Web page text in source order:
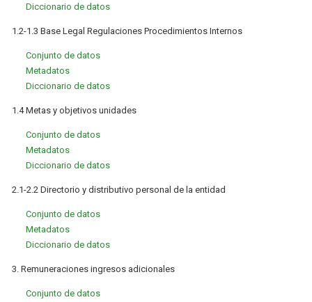
Diccionario de datos
1.2-1.3 Base Legal Regulaciones Procedimientos Internos
Conjunto de datos
Metadatos
Diccionario de datos
1.4 Metas y objetivos unidades
Conjunto de datos
Metadatos
Diccionario de datos
2.1-2.2 Directorio y distributivo personal de la entidad
Conjunto de datos
Metadatos
Diccionario de datos
3. Remuneraciones ingresos adicionales
Conjunto de datos